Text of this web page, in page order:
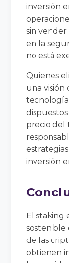
inversión
sin vender
en la
no está
Quienes
una visión
tecnología
dispuestos
precio del
inversión
El staking
sostenible
de las
obtienen